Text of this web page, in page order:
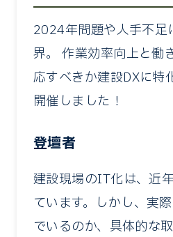
2024年問題や人手不足
界。 作業効率向上と働
応すべきか建設DXに特
開催しました！
登壇者
建設現場のIT化は、近
ています。しかし、実
でいるのか、具体的な